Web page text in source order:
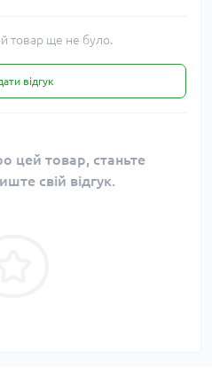
товар ще не було.
відгук
цей товар, станьте
свій відгук.